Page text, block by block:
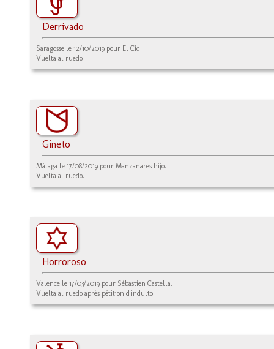
Derrivado
Saragosse le 12/10/2019 pour El Cid.
Vuelta al ruedo
Gineto
Málaga le 17/08/2019 pour Manzanares hijo.
Vuelta al ruedo.
Horroroso
Valence le 17/03/2019 pour Sébastien Castella.
Vuelta al ruedo après pétition d'indulto.